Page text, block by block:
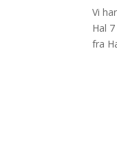
Vi
Hal
fra